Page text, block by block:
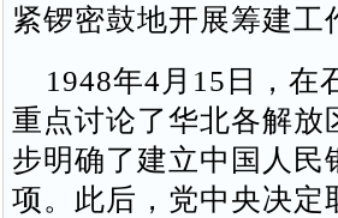
紧锣密鼓地开展筹建工
1948年4月15日，在
重点讨论了华北各解
步明确了建立中国人
项。此后，党中央决